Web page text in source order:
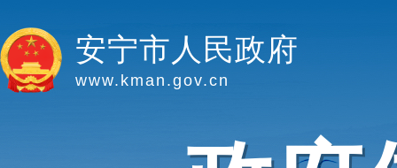
安宁市人民政府
www.kman.gov.cn